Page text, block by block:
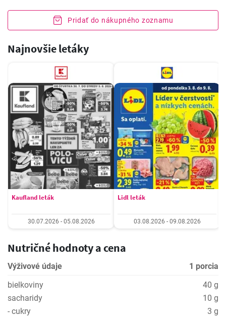
Pridať do nákupného zoznamu
Najnovšie letáky
Kaufland leták
30.07.2026 - 05.08.2026
Lidl leták
03.08.2026 - 09.08.2026
Nutričné hodnoty a cena
Výživové údaje
1 porcia
bielkoviny
40 g
sacharidy
10 g
- cukry
3 g